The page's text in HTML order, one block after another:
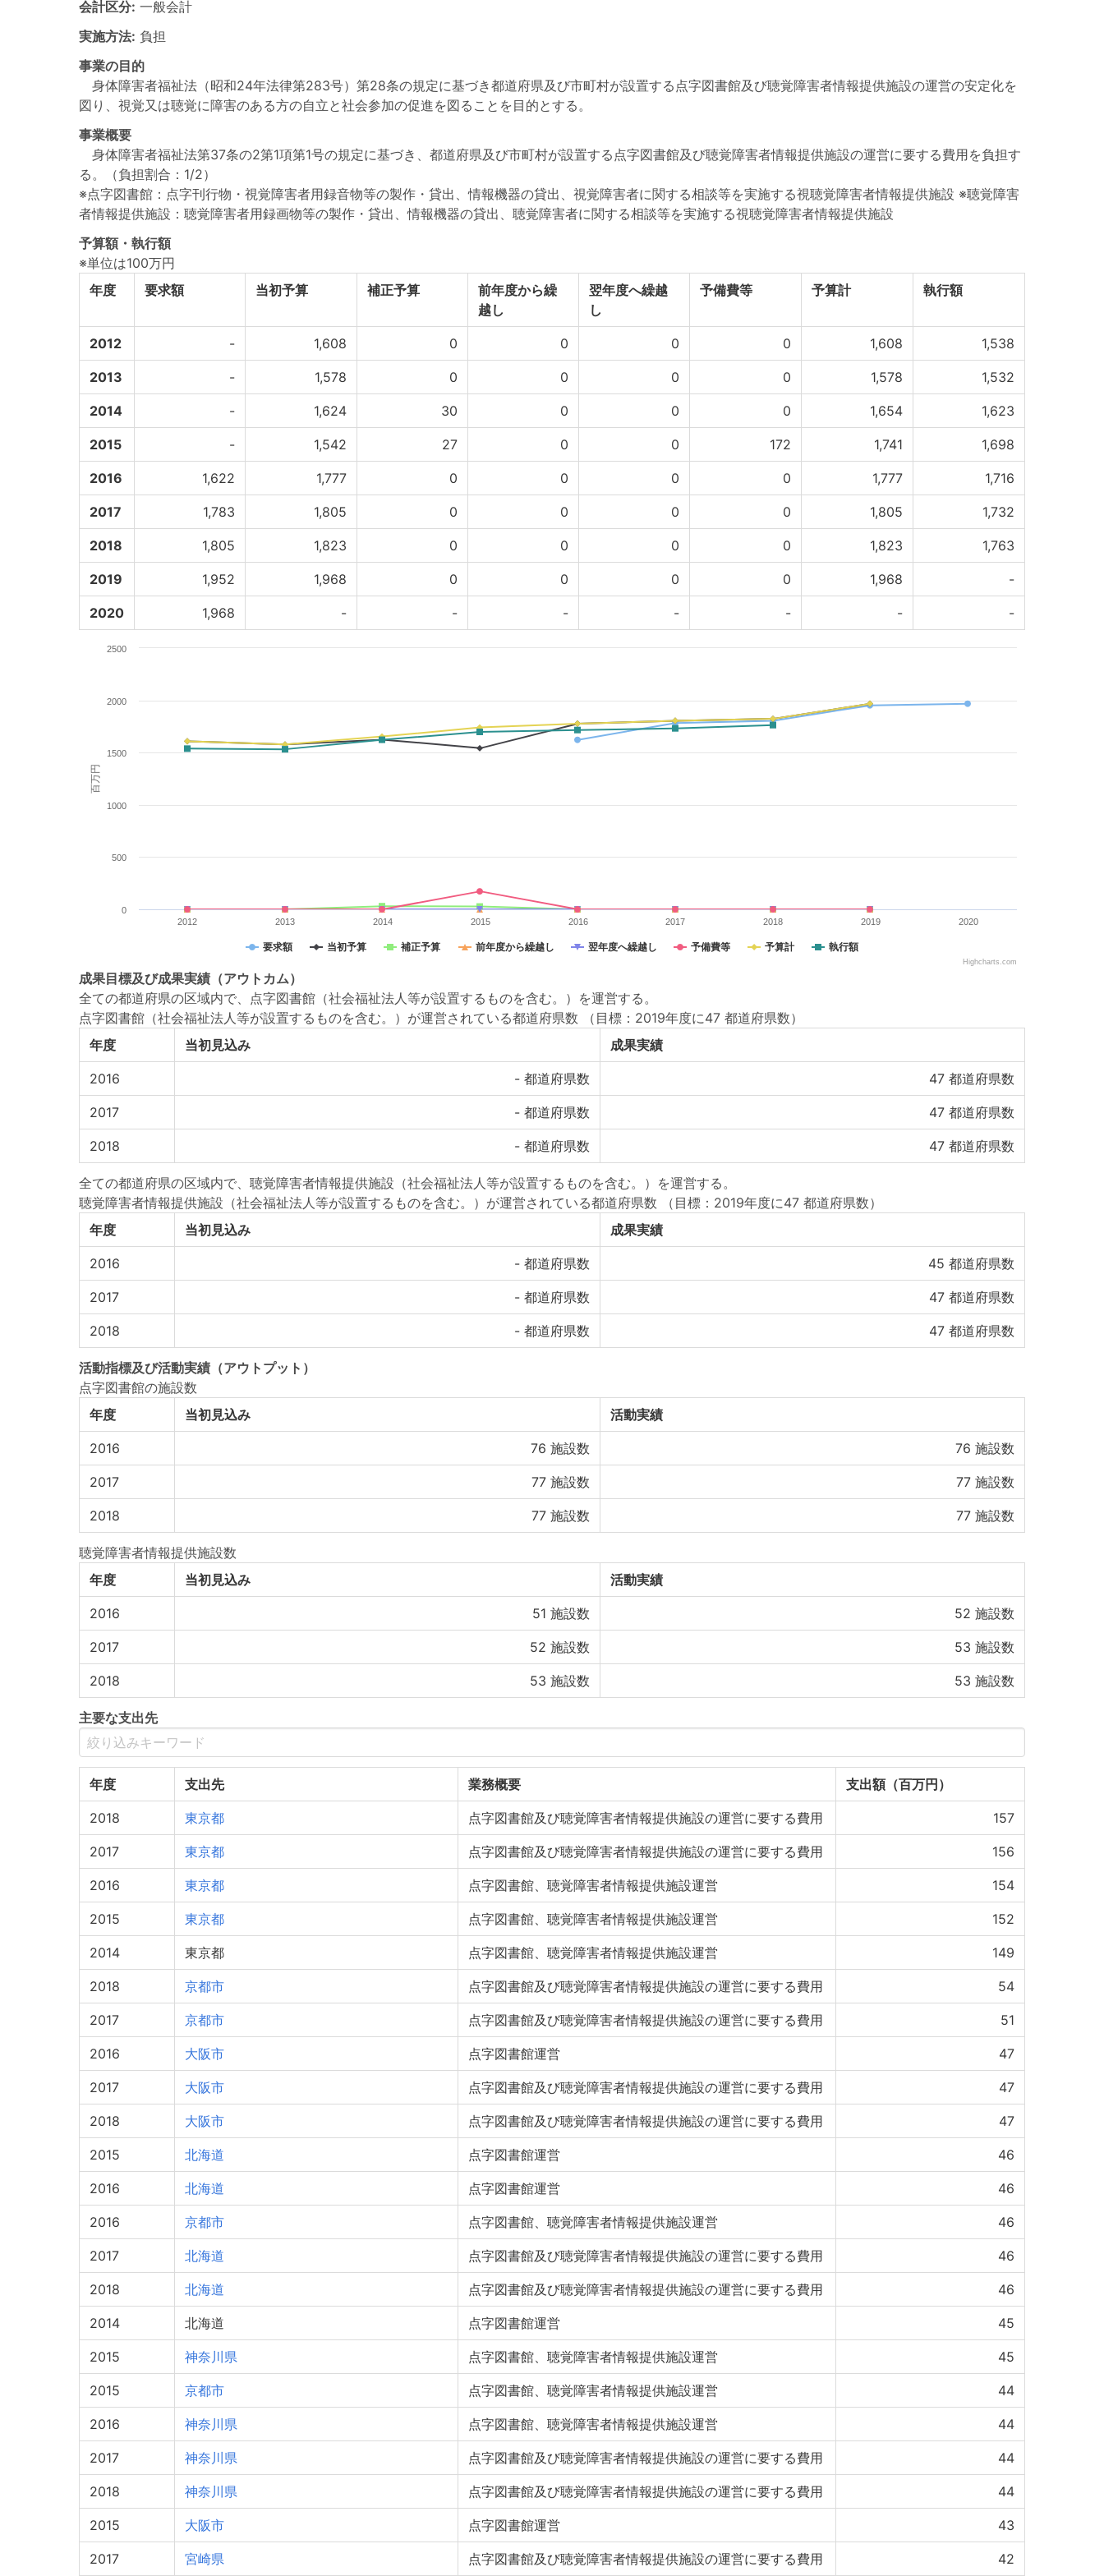
会計区分: 一般会計
実施方法: 負担
事業の目的
身体障害者福祉法（昭和24年法律第283号）第28条の規定に基づき都道府県及び市町村が設置する点字図書館及び聴覚障害者情報提供施設の運営の安定化を
図り、視覚又は聴覚に障害のある方の自立と社会参加の促進を図ることを目的とする。
事業概要
身体障害者福祉法第37条の2第1項第1号の規定に基づき、都道府県及び市町村が設置する点字図書館及び聴覚障害者情報提供施設の運営に要する費用を負担す
る。（負担割合：1/2）
※点字図書館：点字刊行物・視覚障害者用録音物等の製作・貸出、情報機器の貸出、視覚障害者に関する相談等を実施する視聴覚障害者情報提供施設 ※聴覚障害
者情報提供施設：聴覚障害者用録画物等の製作・貸出、情報機器の貸出、聴覚障害者に関する相談等を実施する視聴覚障害者情報提供施設
予算額・執行額
※単位は100万円
年度
要求額 当初予算 補正予算
前年度から繰
越し
翌年度へ繰越
し
予備費等 予算計 執行額
2012 - 1,608 0 0 0 0 1,608 1,538
2013 - 1,578 0 0 0 0 1,578 1,532
2014 - 1,624 30 0 0 0 1,654 1,623
2015 - 1,542 27 0 0 172 1,741 1,698
2016 1,622 1,777 0 0 0 0 1,777 1,716
2017 1,783 1,805 0 0 0 0 1,805 1,732
2018 1,805 1,823 0 0 0 0 1,823 1,763
2019 1,952 1,968 0 0 0 0 1,968 -
2020 1,968 - - - - - - -
百万円
要求額 当初予算 補正予算 前年度から繰越し 翌年度へ繰越し 予備費等 予算計 執行額
2012 2013 2014 2015 2016 2017 2018 2019 2020
0
500
1000
1500
2000
2500
Highcharts.com
成果目標及び成果実績 （アウトカム）
全ての都道府県の区域内で、点字図書館（社会福祉法人等が設置するものを含む。）を運営する。
点字図書館（社会福祉法人等が設置するものを含む。）が運営されている都道府県数
（目標：2019年度に47 都道府県数）
年度
当初見込み 成果実績
2016 - 都道府県数 47 都道府県数
2017 - 都道府県数 47 都道府県数
2018 - 都道府県数 47 都道府県数
全ての都道府県の区域内で、聴覚障害者情報提供施設（社会福祉法人等が設置するものを含む。）を運営する。
聴覚障害者情報提供施設（社会福祉法人等が設置するものを含む。）が運営されている都道府県数
（目標：2019年度に47 都道府県数）
年度
当初見込み 成果実績
2016 - 都道府県数 45 都道府県数
2017 - 都道府県数 47 都道府県数
2018 - 都道府県数 47 都道府県数
活動指標及び活動実績 （アウトプット）
点字図書館の施設数
年度
当初見込み 活動実績
2016 76 施設数 76 施設数
2017 77 施設数 77 施設数
2018 77 施設数 77 施設数
聴覚障害者情報提供施設数
年度
当初見込み 活動実績
2016 51 施設数 52 施設数
2017 52 施設数 53 施設数
2018 53 施設数 53 施設数
主要な支出先
年度 支出先 業務概要 支出額（百万円）
2018 東京都 点字図書館及び聴覚障害者情報提供施設の運営に要する費用 157
2017 東京都 点字図書館及び聴覚障害者情報提供施設の運営に要する費用 156
2016 東京都 点字図書館、聴覚障害者情報提供施設運営 154
2015 東京都 点字図書館、聴覚障害者情報提供施設運営 152
2014 東京都 点字図書館、聴覚障害者情報提供施設運営 149
2018 京都市 点字図書館及び聴覚障害者情報提供施設の運営に要する費用 54
2017 京都市 点字図書館及び聴覚障害者情報提供施設の運営に要する費用 51
2016 大阪市 点字図書館運営 47
2017 大阪市 点字図書館及び聴覚障害者情報提供施設の運営に要する費用 47
2018 大阪市 点字図書館及び聴覚障害者情報提供施設の運営に要する費用 47
2015 北海道 点字図書館運営 46
2016 北海道 点字図書館運営 46
2016 京都市 点字図書館、聴覚障害者情報提供施設運営 46
2017 北海道 点字図書館及び聴覚障害者情報提供施設の運営に要する費用 46
2018 北海道 点字図書館及び聴覚障害者情報提供施設の運営に要する費用 46
2014 北海道 点字図書館運営 45
2015 神奈川県 点字図書館、聴覚障害者情報提供施設運営 45
2015 京都市 点字図書館、聴覚障害者情報提供施設運営 44
2016 神奈川県 点字図書館、聴覚障害者情報提供施設運営 44
2017 神奈川県 点字図書館及び聴覚障害者情報提供施設の運営に要する費用 44
2018 神奈川県 点字図書館及び聴覚障害者情報提供施設の運営に要する費用 44
2015 大阪市 点字図書館運営 43
2017 宮崎県 点字図書館及び聴覚障害者情報提供施設の運営に要する費用 42